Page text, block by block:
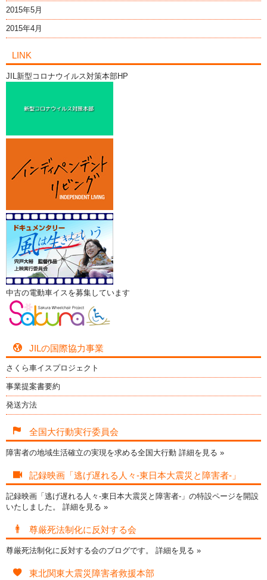
2015年5月
2015年4月
LINK
JIL新型コロナウイルス対策本部HP
中古の電動車イスを募集しています
JILの国際協力事業
さくら車イスプロジェクト
事業提案書要約
発送方法
全国大行動実行委員会
障害者の地域生活確立の実現を求める全国大行動 詳細を見る »
記録映画「逃げ遅れる人々-東日本大震災と障害者-」
記録映画「逃げ遅れる人々-東日本大震災と障害者-」の特設ページを開設
いたしました。 詳細を見る »
尊厳死法制化に反対する会
尊厳死法制化に反対する会のブログです。 詳細を見る »
東北関東大震災障害者救援本部